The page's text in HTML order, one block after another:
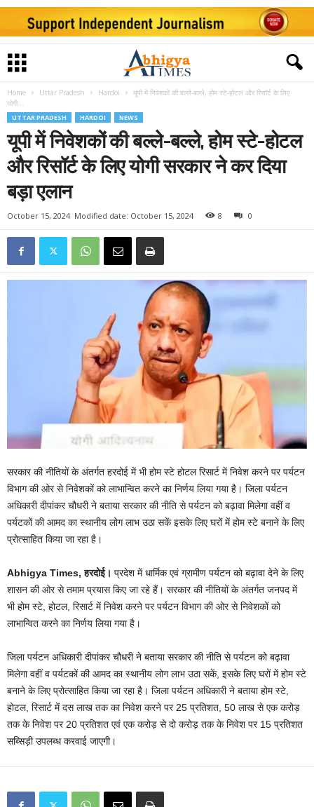
Home Uttar Pradesh Hardoi
यूपी में निवेशकों की बल्ले-बल्ले, होम स्टे-होटल और रिसॉर्ट के लिए
योगी...
UTTAR PRADESH HARDOI NEWS
यूपी में निवेशकों की बल्ले-बल्ले, होम स्टे-होटल
और रिसॉर्ट के लिए योगी सरकार ने कर दिया
बड़ा एलान
October 15, 2024 Modified date: October 15, 2024 8 0
सरकार की नीतियों के अंतर्गत हरदोई में भी होम स्टे होटल रिसार्ट में निवेश करने पर पर्यटन
विभाग की ओर से निवेशकों को लाभान्वित करने का निर्णय लिया गया है। जिला पर्यटन
अधिकारी दीपांकर चौधरी ने बताया सरकार की नीति से पर्यटन को बढ़ावा मिलेगा वहीं व
पर्यटकों की आमद का स्थानीय लोग लाभ उठा सकें इसके लिए घरों में होम स्टे बनाने के लिए
प्रोत्साहित किया जा रहा है।
Abhigya Times, हरदोई। प्रदेश में धार्मिक एवं ग्रामीण पर्यटन को बढ़ावा देने के लिए
शासन की ओर से तमाम प्रयास किए जा रहे हैं। सरकार की नीतियों के अंतर्गत जनपद में
भी होम स्टे, होटल, रिसार्ट में निवेश करने पर पर्यटन विभाग की ओर से निवेशकों को
लाभान्वित करने का निर्णय लिया गया है।
जिला पर्यटन अधिकारी दीपांकर चौधरी ने बताया सरकार की नीति से पर्यटन को बढ़ावा
मिलेगा वहीं व पर्यटकों की आमद का स्थानीय लोग लाभ उठा सकें, इसके लिए घरों में होम स्टे
बनाने के लिए प्रोत्साहित किया जा रहा है। जिला पर्यटन अधिकारी ने बताया होम स्टे,
होटल, रिसार्ट में दस लाख तक का निवेश करने पर 25 प्रतिशत, 50 लाख से एक करोड़
तक के निवेश पर 20 प्रतिशत एवं एक करोड़ से दो करोड़ तक के निवेश पर 15 प्रतिशत
सब्सिड़ी उपलब्ध करवाई जाएगी।